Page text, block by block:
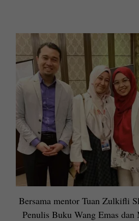
Bersama mentor Tuan Zulkifli
Penulis Buku Wang Emas dan